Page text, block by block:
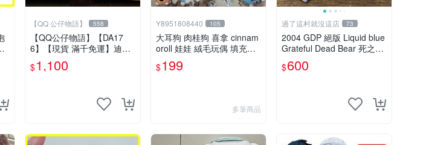
【QQ 公仔物語】 558
【QQ公仔物語】【DA17
6】【現貨 滿千免運】迪士
尼 7-11 限量限定 10cm 福
到翁 不倒翁 絨毛吊飾 奇奇
$1,100
Y8951808440 105
大耳狗 肉桂狗 喜拿 cinnam
oroll 娃娃 絨毛玩偶 填充玩
具 模型 SANRIO 三麗鷗
$199
多筆商品
過了這村就沒這店 73
2004 GDP 絕版 Liquid blue
Grateful Dead Bear 死之華
熊 泰迪熊 娃娃20公分
$600